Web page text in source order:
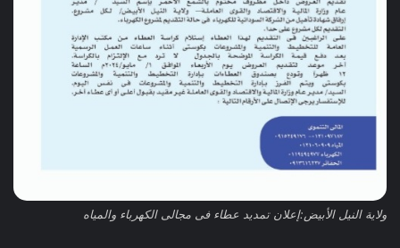
ولاية النيل الأبيض:إعلان تمديد عطاء فى مجالى الكهرباء والمياه